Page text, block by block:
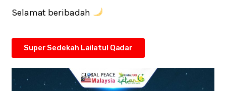
Selamat beribadah
Super Sedekah Lailatul Qadar